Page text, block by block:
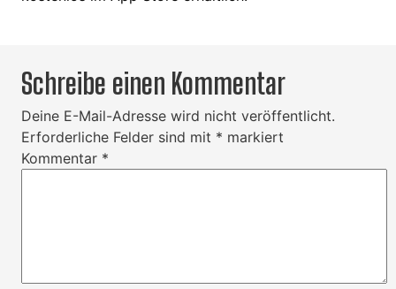
Schreibe einen Kommentar
Deine E-Mail-Adresse wird nicht veröffentlicht.
Erforderliche Felder sind mit * markiert
Kommentar *